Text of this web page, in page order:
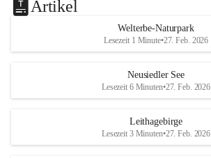
s
d
S
Weinbaugesetz sind nicht gepflegte oder
unzulässige Weingärten zu roden! Bitte
helfen wir zusammen um unsere Winzer
vor den prognostizierten Ernteausfällen
und den daraus folgenden wirtschaftlichen
Maßnahmen zur Bekämpfung
e
d
r
S
Artikel
Welterbe-Naturpark
Lesezeit 1 Minute•27. Feb. 2026
Neusiedler See
Lesezeit 6 Minuten•27. Feb. 2026
Leithagebirge
Lesezeit 3 Minuten•27. Feb. 2026